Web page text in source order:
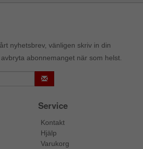
nyhetsbrev, vänligen skriv in din
abonnemanget när som helst.
Service
Kontakt
Hjälp
Varukorg